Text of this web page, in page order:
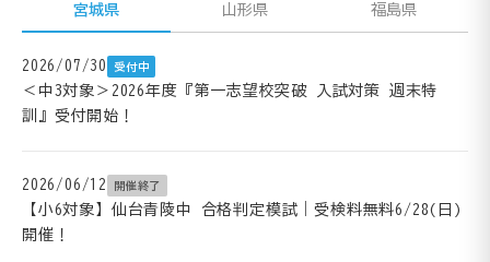
宮城県 山形県 福島県
2026/07/30 受付中
＜中3対象＞2026年度『第一志望校突破 入試対策 週末特
訓』受付開始！
2026/06/12 開催終了
【小6対象】仙台青陵中 合格判定模試｜受検料無料6/28(日)
開催！